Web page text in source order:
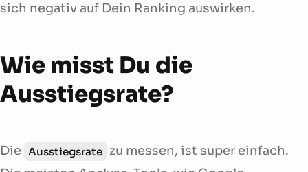
sich negativ auf Dein Ranking auswirken.
Wie misst Du die
Ausstiegsrate?
Die Ausstiegsrate zu messen, ist super einfach.